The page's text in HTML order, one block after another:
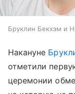
Бруклин Бекхэм и
Накануне
отметили
церемонии